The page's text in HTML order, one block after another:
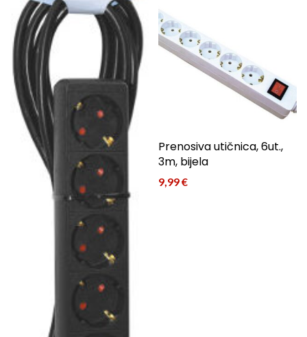
Prenosiva utičnica, 6ut.,
3m, bijela
9,99€